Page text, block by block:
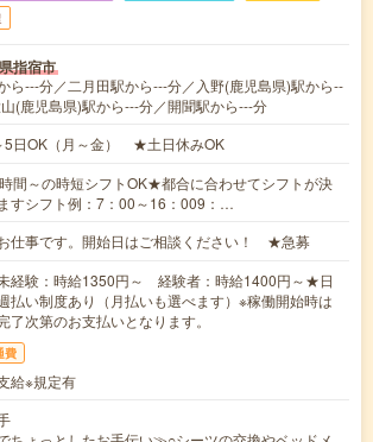
指宿市
ら---分／二月田駅から---分／入野(鹿児島県)駅から--
(鹿児島県)駅から---分／開聞駅から---分
5日OK（月～金） ★土日休みOK
間～の時短シフトOK★都合に合わせてシフトが決
すシフト例：7：00～16：009：…
仕事です。開始日はご相談ください！ ★急募
経験：時給1350円～ 経験者：時給1400円～★日
払い制度あり（月払いも選べます）※稼働開始時は
了次第のお支払いとなります。
費
給※規定有